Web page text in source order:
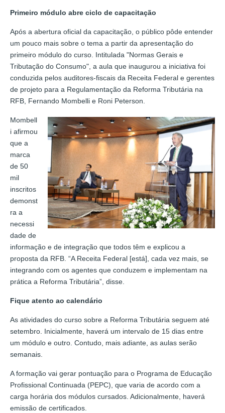
Primeiro módulo abre ciclo de capacitação
Após a abertura oficial da capacitação, o público pôde entender
um pouco mais sobre o tema a partir da apresentação do
primeiro módulo do curso. Intitulada "Normas Gerais e
Tributação do Consumo", a aula que inaugurou a iniciativa foi
conduzida pelos auditores-fiscais da Receita Federal e gerentes
de projeto para a Regulamentação da Reforma Tributária na
RFB, Fernando Mombelli e Roni Peterson.
Mombell
i afirmou
que a
marca
de 50
mil
inscritos
demonst
ra a
necessi
dade de
informação e de integração que todos têm e explicou a
proposta da RFB. “A Receita Federal [está], cada vez mais, se
integrando com os agentes que conduzem e implementam na
prática a Reforma Tributária”, disse.
Fique atento ao calendário
As atividades do curso sobre a Reforma Tributária seguem até
setembro. Inicialmente, haverá um intervalo de 15 dias entre
um módulo e outro. Contudo, mais adiante, as aulas serão
semanais.
A formação vai gerar pontuação para o Programa de Educação
Profissional Continuada (PEPC), que varia de acordo com a
carga horária dos módulos cursados. Adicionalmente, haverá
emissão de certificados.